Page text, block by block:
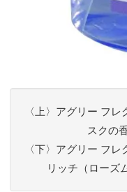
〈上〉アグリー フ
スクの
〈下〉アグリー フ
リッチ（ローズ